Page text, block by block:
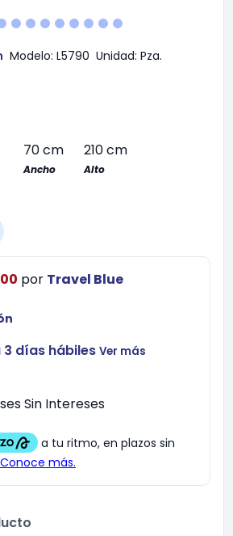
Modelo: L5790 Unidad: Pza.
70 cm 210 cm
Ancho Alto
por Travel Blue
3 días hábiles Ver más
Sin Intereses